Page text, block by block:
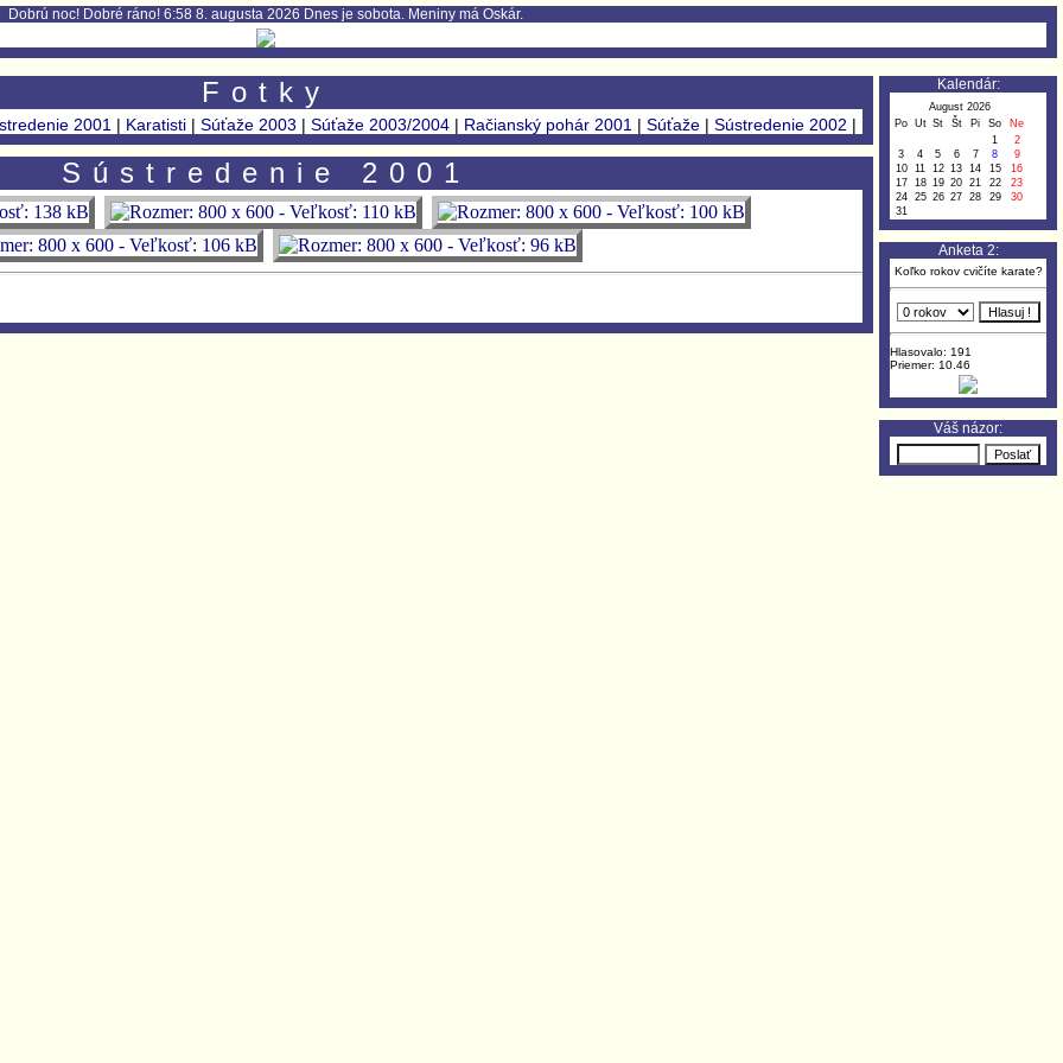
Dobrú noc! Dobré ráno! 6:58 8. augusta 2026 Dnes je sobota. Meniny má Oskár.
Fotky
2001 | Karatisti | Súťaže 2003 | Súťaže 2003/2004 | Račianský pohár 2001 | Súťaže | Sústredenie 2002 |
Sústredenie 2001
Kalendár:
August 2026
Po Ut St Št Pi So
Ne
1
2
3
4 5 6 7 8
9
10
11 12 13 14 15
16
17
18 19 20 21 22
23
24
25 26 27 28 29
30
31
Anketa 2:
Koľko rokov cvičíte karate?
Hlasovalo: 191
Priemer: 10.46
Váš názor: